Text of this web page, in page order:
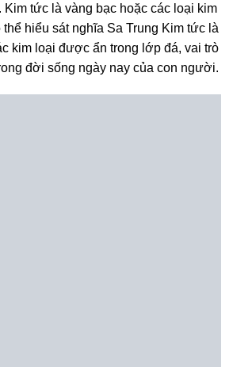
Kim tức là vàng bạc hoặc các loại kim
thể hiểu sát nghĩa Sa Trung Kim tức là
kim loại được ẩn trong lớp đá, vai trò
đời sống ngày nay của con người.